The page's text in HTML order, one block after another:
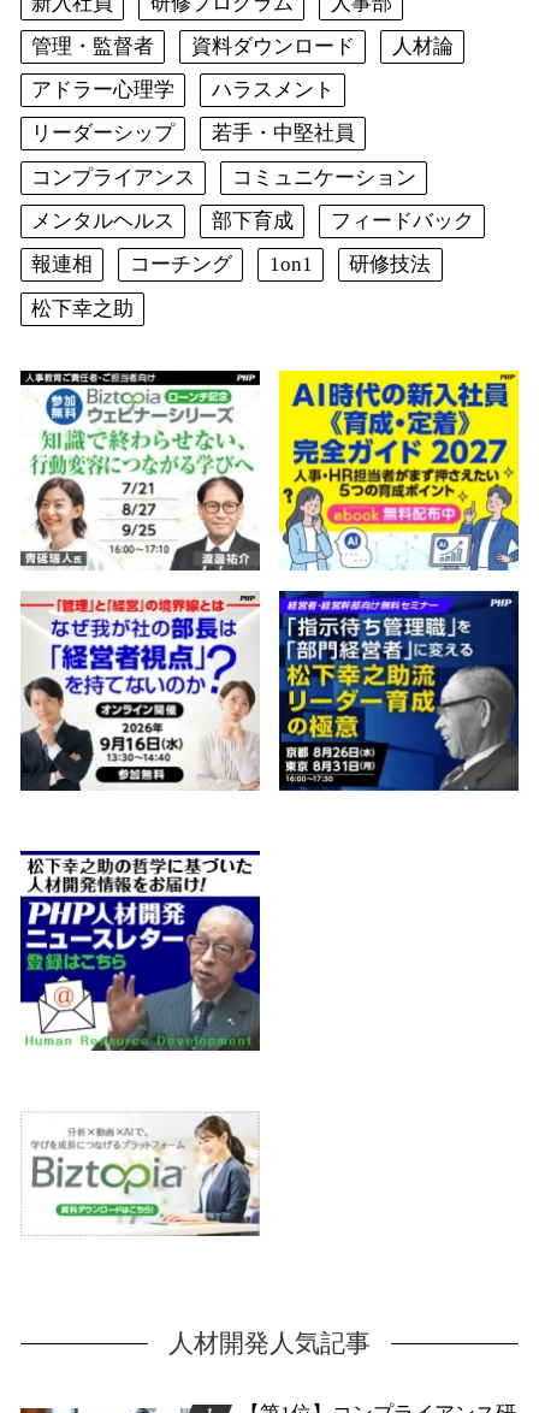
管理・監督者
資料ダウンロード
人材論
アドラー心理学
ハラスメント
リーダーシップ
若手・中堅社員
コンプライアンス
コミュニケーション
メンタルヘルス
部下育成
フィードバック
報連相
コーチング 1on1
研修技法
松下幸之助
人材開発人気記事